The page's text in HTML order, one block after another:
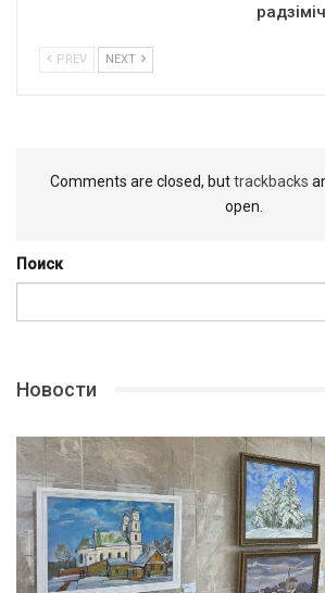
PREV NEXT
Comments are closed, buttrackbacks
open.
Поиск
Новости